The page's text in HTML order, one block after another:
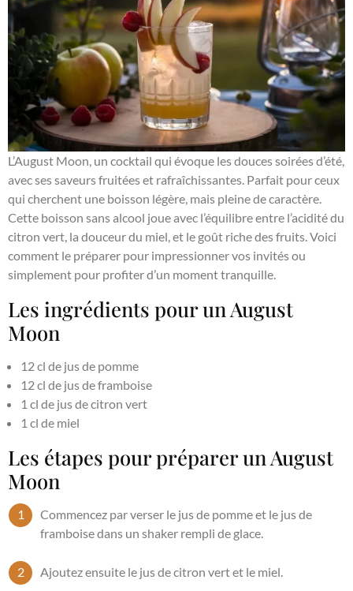
L’August Moon, un cocktail qui évoque les douces soirées d’été,
avec ses saveurs fruitées et rafraîchissantes. Parfait pour ceux
qui cherchent une boisson légère, mais pleine de caractère.
Cette boisson sans alcool joue avec l’équilibre entre l’acidité du
citron vert, la douceur du miel, et le goût riche des fruits. Voici
comment le préparer pour impressionner vos invités ou
simplement pour profiter d’un moment tranquille.
Les ingrédients pour un August
Moon
12 cl de jus de pomme
12 cl de jus de framboise
1 cl de jus de citron vert
1 cl de miel
Les étapes pour préparer un August
Moon
Commencez par verser le jus de pomme et le jus de
framboise dans un shaker rempli de glace.
Ajoutez ensuite le jus de citron vert et le miel.